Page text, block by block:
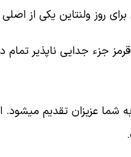
روز ولنتاین یکی از
جزء جدایی ناپذیر
عزیزان تقدیم میشود.